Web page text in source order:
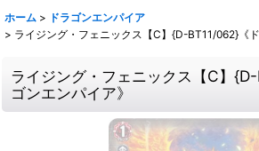
ホーム > ドラゴンエンパイア
> ライジング・フェニックス【C】{D-BT11/062}《
ライジング・フェニックス【C】
ゴンエンパイア》